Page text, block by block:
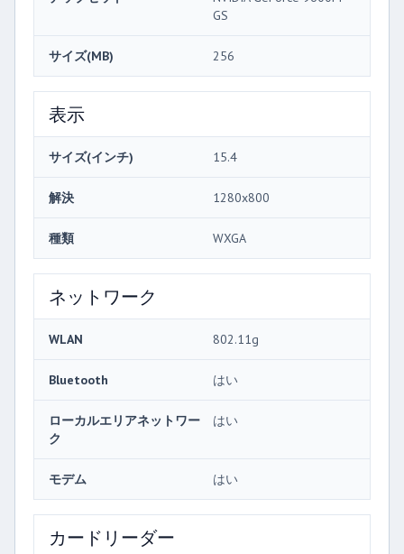
GS
サイズ(MB) 256
表示
サイズ(インチ) 15.4
解決 1280x800
種類 WXGA
ネットワーク
WLAN 802.11g
Bluetooth はい
ローカルエリアネットワー
ク
はい
モデム はい
カードリーダー